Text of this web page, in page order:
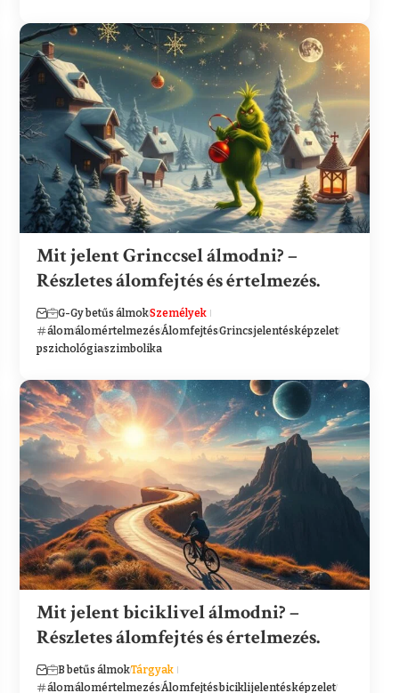
Mit jelent Grinccsel álmodni? –
Részletes álomfejtés és értelmezés.
G-Gy betűs álmokSzemélyek
álomálomértelmezésÁlomfejtésGrincsjelentésképzelet
pszichológiaszimbolika
Mit jelent biciklivel álmodni? –
Részletes álomfejtés és értelmezés.
B betűs álmokTárgyak
álomálomértelmezésÁlomfejtésbiciklijelentésképzelet